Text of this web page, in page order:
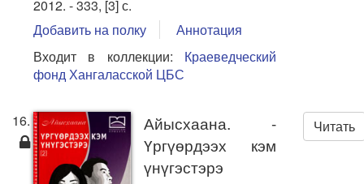
2012. - 333, [3] с.
Добавить на полку
Аннотация
Входит в коллекции: Краеведческий
фонд Хангаласской ЦБС
16. Читать
Айысхаана. -
Үргүөрдээх кэм
үнүгэстэрэ